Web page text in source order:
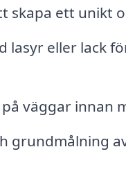
skapa ett unikt
lasyr eller lack
väggar innan
grundmålning